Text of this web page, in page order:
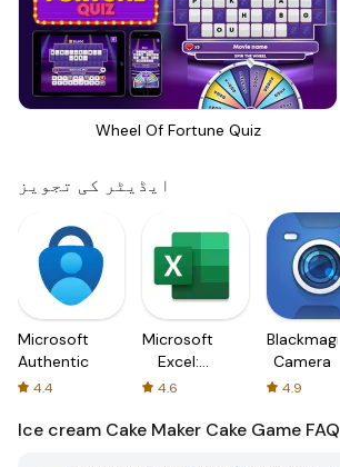
Wheel Of Fortune Quiz
ایڈیٹر کی تجویز
Microsoft
Authenticator
4.4
Microsoft
Excel:
Spreadsheets
4.6
Blackmagic
Camera
4.9
Ice cream Cake Maker Cake Game FAQ